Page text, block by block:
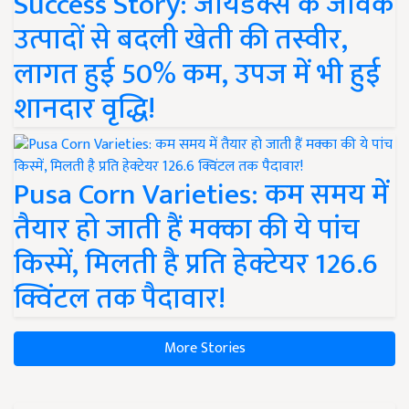
उत्पादों से बदली खेती की तस्वीर,
लागत हुई 50% कम, उपज में भी हुई
शानदार वृद्धि!
Pusa Corn Varieties: कम समय में
तैयार हो जाती हैं मक्का की ये पांच
किस्में, मिलती है प्रति हेक्टेयर 126.6
क्विंटल तक पैदावार!
More Stories